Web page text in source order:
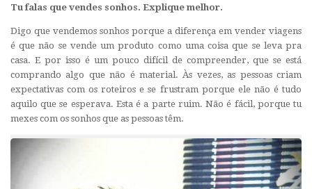
Tu falas que vendes sonhos. Explique melhor.
Digo que vendemos sonhos porque a diferença em vender viagens
é que não se vende um produto como uma coisa que se leva pra
casa. E por isso é um pouco difícil de compreender, que se está
comprando algo que não é material. Às vezes, as pessoas criam
expectativas com os roteiros e se frustram porque ele não é tudo
aquilo que se esperava. Esta é a parte ruim. Não é fácil, porque tu
mexes com os sonhos que as pessoas têm.